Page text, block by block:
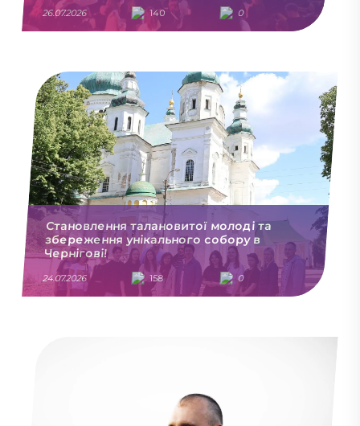
26.07.2026 140 0
Становлення талановитої молоді та
збереження унікального собору в
Чернігові!
24.07.2026 158 0